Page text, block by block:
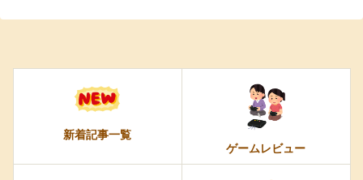
新着記事一覧
ゲームレビュー